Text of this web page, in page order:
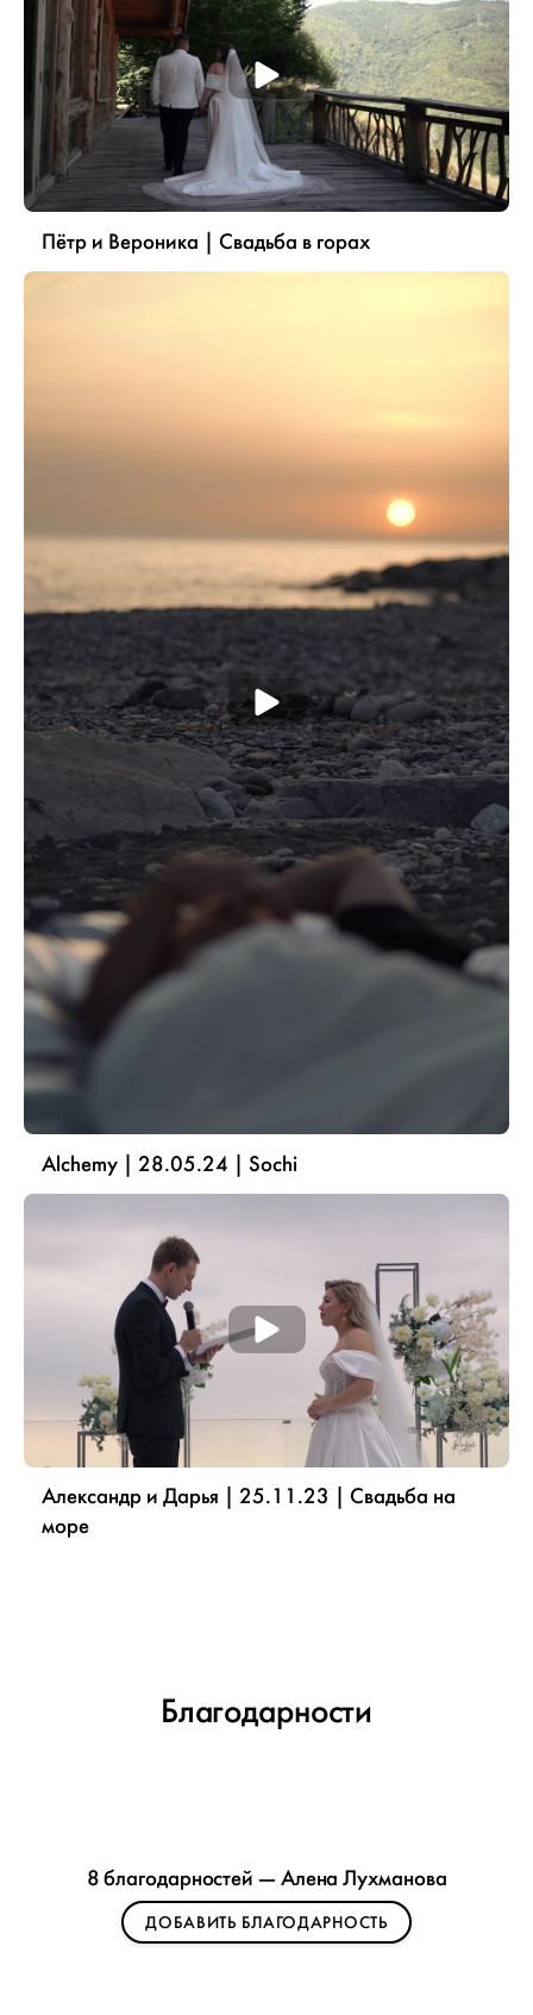
Пётр и Вероника | Свадьба в горах
Alchemy | 28.05.24 | Sochi
Александр и Дарья | 25.11.23 | Свадьба на
море
Благодарности
8 благодарностей — Алена Лухманова
ДОБАВИТЬ БЛАГОДАРНОСТЬ